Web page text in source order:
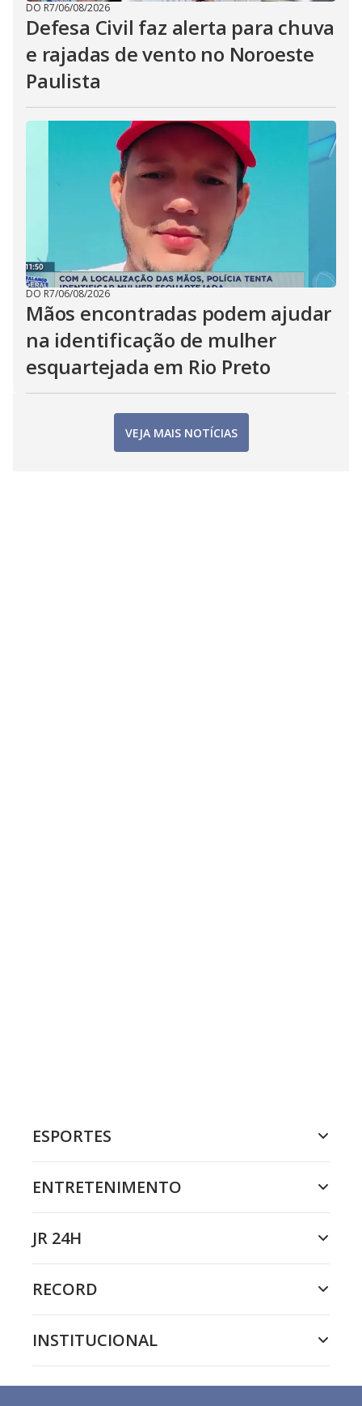
DO R7/06/08/2026
Defesa Civil faz alerta para chuva
e rajadas de vento no Noroeste
Paulista
DO R7/06/08/2026
Mãos encontradas podem ajudar
na identificação de mulher
esquartejada em Rio Preto
VEJA MAIS NOTÍCIAS
ESPORTES
ENTRETENIMENTO
JR 24H
RECORD
INSTITUCIONAL